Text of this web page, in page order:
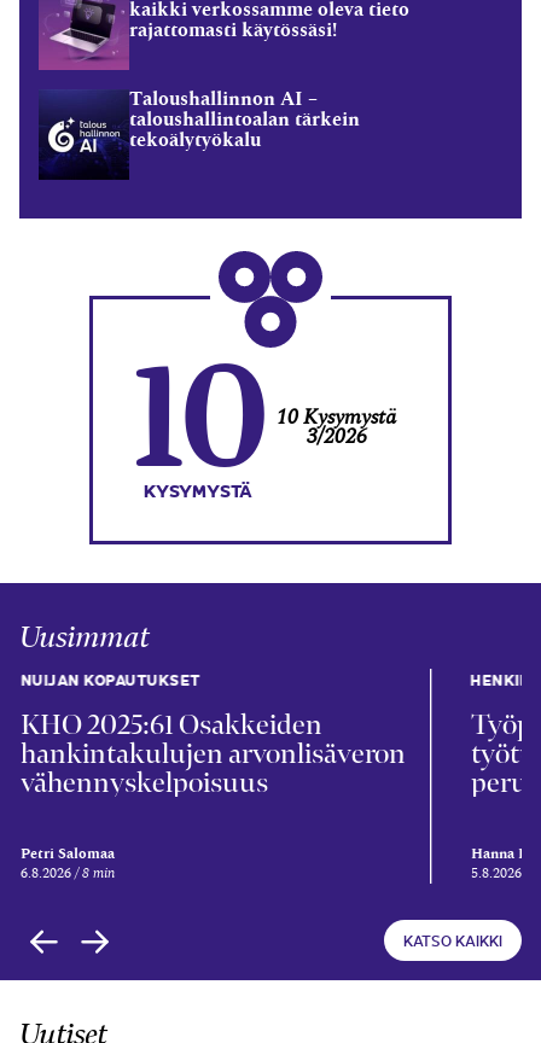
kaikki verkossamme oleva tieto
rajattomasti käytössäsi!
Taloushallinnon AI –
taloushallintoalan tärkein
tekoälytyökalu
10
KYSYMYSTÄ
10 Kysymystä
3/2026
Uusimmat
KATSO KAIKKI
NUIJAN KOPAUTUKSET
KHO 2025:61 Osakkeiden
hankintakulujen arvonlisäveron
vähennyskelpoisuus
Petri Salomaa
6.8.2026 8 min
Hanna
5.8.2026
Uutiset